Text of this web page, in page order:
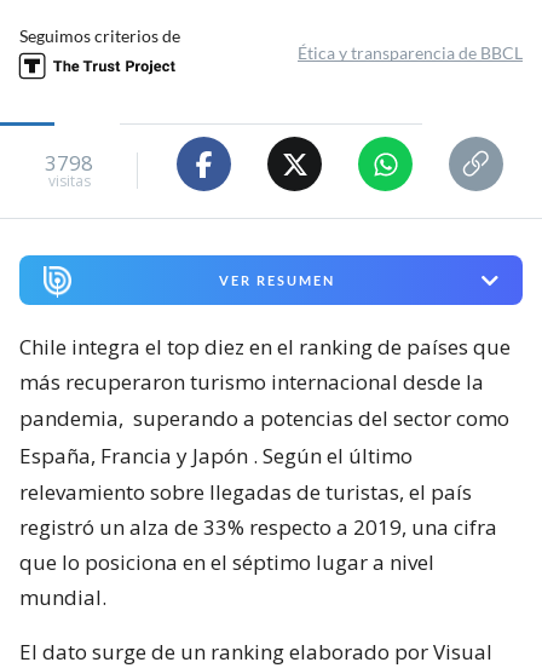
Seguimos criterios de
Ética y transparencia de BBCL
3798
visitas
VER RESUMEN
Chile integra el top diez en el ranking de países que
más recuperaron turismo internacional desde la
pandemia, superando a potencias del sector como
España, Francia y Japón . Según el último
relevamiento sobre llegadas de turistas, el país
registró un alza de 33% respecto a 2019, una cifra
que lo posiciona en el séptimo lugar a nivel
mundial.
El dato surge de un ranking elaborado por Visual